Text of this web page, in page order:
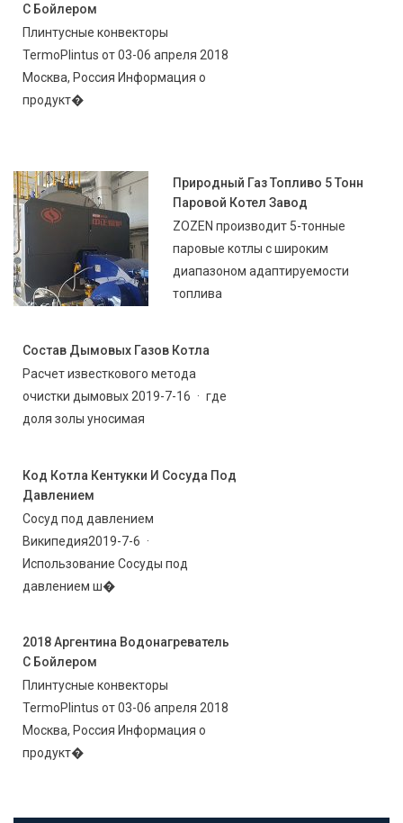
С Бойлером
Плинтусные конвекторы
TermoPlintus от 03-06 апреля 2018
Москва, Россия Информация о
продукт�
Природный Газ Топливо 5 Тонн
Паровой Котел Завод
ZOZEN производит 5-тонные
паровые котлы с широким
диапазоном адаптируемости
топлива
Состав Дымовых Газов Котла
Расчет известкового метода
очистки дымовых 2019-7-16 · где
доля золы уносимая
Код Котла Кентукки И Сосуда Под
Давлением
Сосуд под давлением
Википедия2019-7-6 ·
Использование Сосуды под
давлением ш�
2018 Аргентина Водонагреватель
С Бойлером
Плинтусные конвекторы
TermoPlintus от 03-06 апреля 2018
Москва, Россия Информация о
продукт�